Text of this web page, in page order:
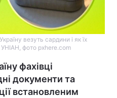
везуть сардини і як їх
фото pxhere.com
фахівці
документи та
встановленим